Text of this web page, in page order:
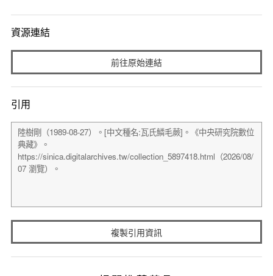
資源連結
前往原始連結
引用
複製引用資訊